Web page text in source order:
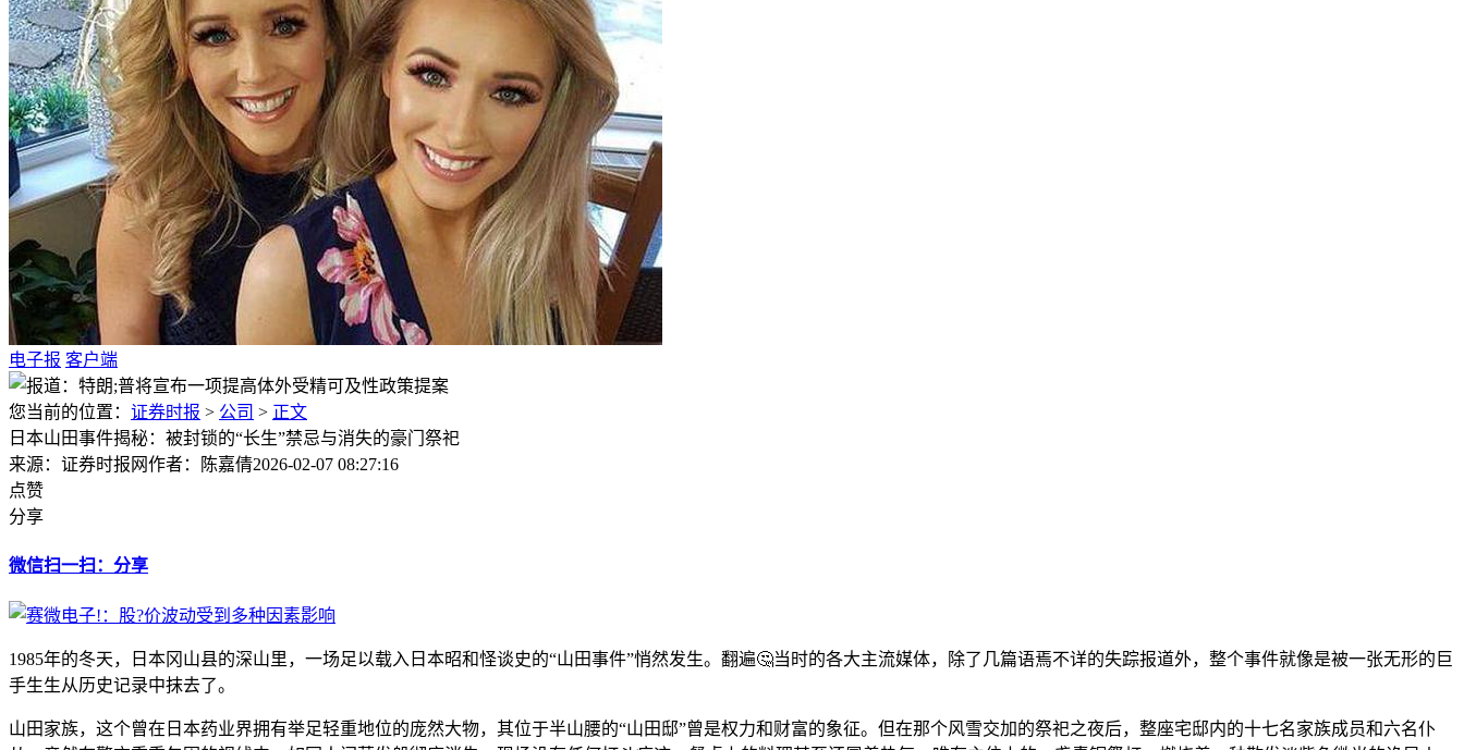
电子报 客户端
您当前的位置： 证券时报 > 公司 > 正文
日本山田事件揭秘：被封锁的“长生”禁忌与消失的豪门祭祀
来源：证券时报网作者：陈嘉倩2026-02-07 08:27:16
点赞
分享
微信扫一扫：分享
1985年的冬天，日本冈山县的深山里，一场足以载入日本昭和怪谈史的“山田事件”悄然发生。翻遍🤔当时的各大主流媒体，除了几篇语焉不详的失踪报道外，整个事件就像是被一张无形的巨
手生生从历史记录中抹去了。
山田家族，这个曾在日本药业界拥有举足轻重地位的庞然大物，其位于半山腰的“山田邸”曾是权力和财富的象征。但在那个风雪交加的祭祀之夜后，整座宅邸内的十七名家族成员和六名仆